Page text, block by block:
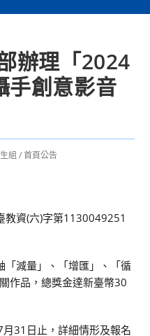
辦理「2024
手創意影音
組 / 首頁公告
教資(六)字第1130049251
「減量」、「增匯」、「循
作品，總獎金達新臺幣30
31日止，詳細情形及報名